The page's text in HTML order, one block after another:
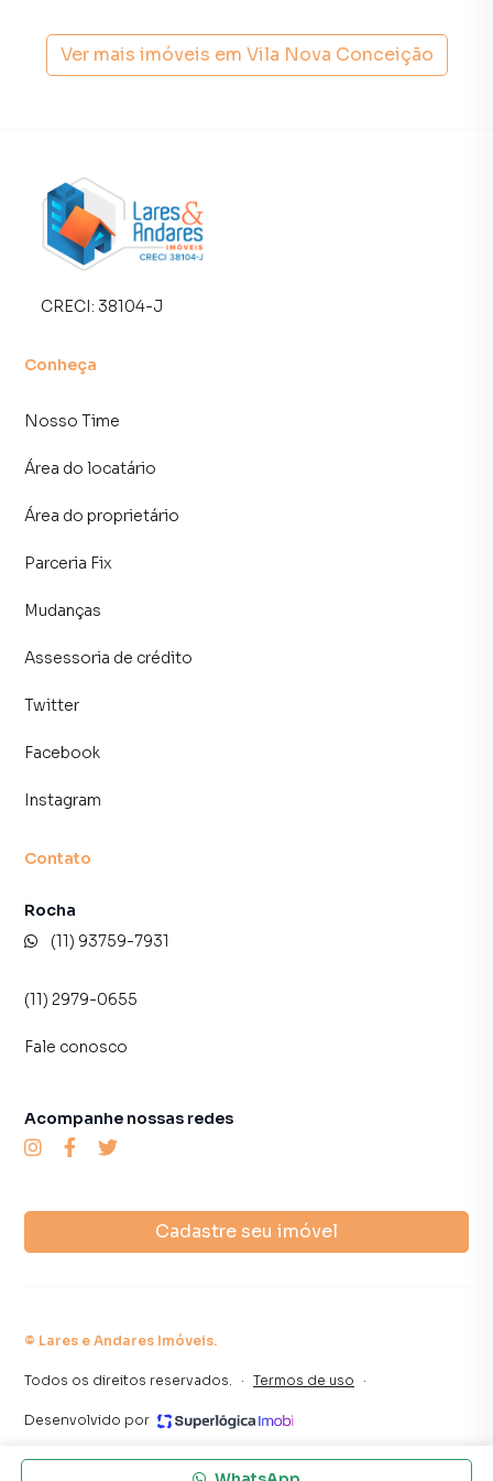
Na Lares e Andares Imóveis você consegue vender ou
porque temos uma equipe de marketing digital focada em
produzir campanhas específicas para São Paulo, o que
aumenta muito o número de contatos interessados e
tendo como consequência uma maior chance de vender ou
time de programadores, corretores treinados e uma
Ver mais imóveis em Vila Nova Conceição
CRECI: 38104-J
Conheça
Nosso Time
Área do locatário
Área do proprietário
Parceria Fix
Mudanças
Assessoria de crédito
Twitter
Facebook
Instagram
Contato
Rocha
(11) 93759-7931
(11) 2979-0655
Fale conosco
Cadastre seu imóvel
Acompanhe nossas redes
© Lares e Andares Imóveis.
Todos os direitos reservados. · Termos de uso ·
Desenvolvido por